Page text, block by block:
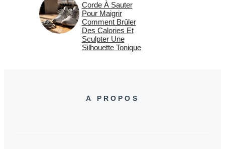
Corde À Sauter
Pour Maigrir
Comment Brûler
Des Calories Et
Sculpter Une
Silhouette Tonique
A PROPOS